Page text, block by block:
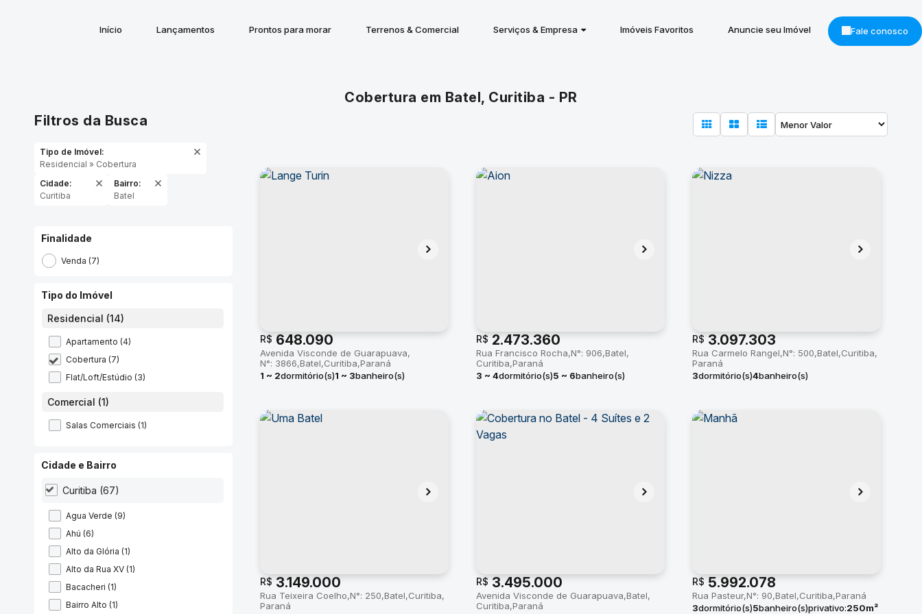
Anuncie seu Imóvel
Imóveis Favoritos
Serviços & Empresa
Terrenos & Comercial
Prontos para morar
Lançamentos
Início Fale conosco
Cobertura em Batel, Curitiba - PR
Filtros da Busca
Tipo de Imóvel:
Residencial » Cobertura
Cidade:
Curitiba
Bairro:
Batel
Finalidade
Venda (7)
Tipo do Imóvel
Residencial (14)
Apartamento (4)
Cobertura (7)
Flat/Loft/Estúdio (3)
Comercial (1)
Salas Comerciais (1)
Cidade e Bairro
Curitiba (67)
Água Verde (9)
Ahú (6)
Alto da Glória (1)
Alto da Rua XV (1)
Bacacheri (1)
Bairro Alto (1)
R$ 648.090
Avenida Visconde de Guarapuava
N°: 3866 Batel Curitiba Paraná
1 ~ 2dormitório(s)1 ~ 3banheiro(s)
R$ 2.473.360
Rua Francisco Rocha N°: 906 Batel
Curitiba Paraná
3 ~ 4dormitório(s)5 ~ 6banheiro(s)
R$ 3.097.303
Rua Carmelo Rangel N°: 500 Batel Curitiba
Paraná
3dormitório(s)4banheiro(s)
R$ 3.149.000
Rua Teixeira Coelho N°: 250 Batel Curitiba
Paraná
R$ 3.495.000
Avenida Visconde de Guarapuava Batel
Curitiba Paraná
R$ 5.992.078
Rua Pasteur N°: 90 Batel Curitiba Paraná
3dormitório(s)5banheiro(s)privativo:250m²